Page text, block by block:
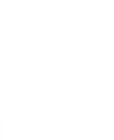
クセス可能です